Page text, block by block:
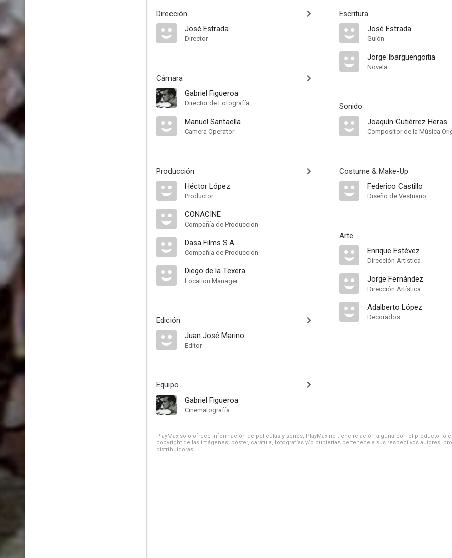
Dirección
José Estrada
Director
Cámara
Gabriel Figueroa
Director de Fotografía
Manuel Santaella
Camera Operator
Producción
Héctor López
Productor
CONACINE
Compañía de Produccion
Dasa Films S.A
Compañía de Produccion
Diego de la Texera
Location Manager
Edición
Juan José Marino
Editor
Equipo
Gabriel Figueroa
Cinematografía
Escritura
José Estrada
Guión
Jorge Ibargüengoitia
Novela
Sonido
Joaquín Gutiérrez Heras
Compositor de la Música
Costume & Make-Up
Federico Castillo
Diseño de Vestuario
Arte
Enrique Estévez
Dirección Artística
Jorge Fernández
Dirección Artística
Adalberto López
Decorados
PlayMax solo ofrece información de películas y series, PlayMax no tiene relación alguna con el productor o
copyright de las imágenes, póster, carátula, fotografías y/o cubiertas pertenece a sus respectivos autores,
distribuidoras.